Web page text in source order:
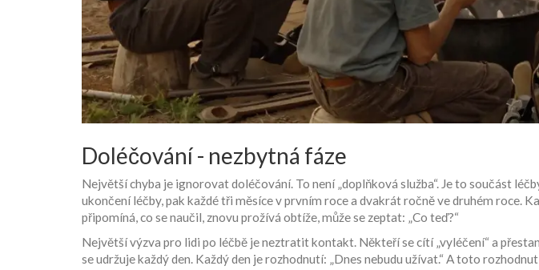
Doléčování - nezbytná fáze
Největší chyba je ignorovat doléčování. To není „doplňková služba“. Je to součást
ukončení léčby, pak každé tři měsíce v prvním roce a dvakrát ročně ve druhém roce.
připomíná, co se naučil, znovu prožívá obtíže, může se zeptat: „Co teď?“
Největší výzva pro lidi po léčbě je neztratit kontakt. Někteří se cítí „vyléčení“ a
se udržuje každý den. Každý den je rozhodnutí: „Dnes nebudu užívat.“ A toto